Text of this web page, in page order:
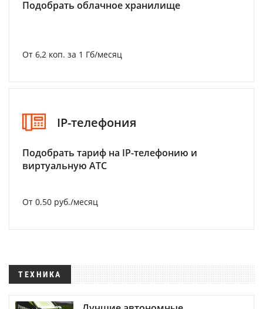
Подобрать облачное хранилище
От 6,2 коп. за 1 Гб/месяц
IP-телефония
Подобрать тариф на IP-телефонию и
виртуальную АТС
От 0.50 руб./месяц
ТЕХНИКА